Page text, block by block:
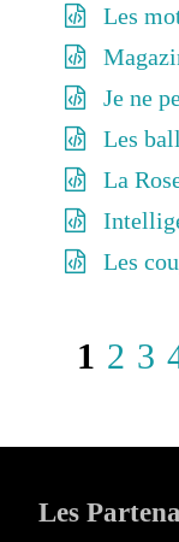
Les
Je ne
Les
La Rose
Les
1 2 3
Les